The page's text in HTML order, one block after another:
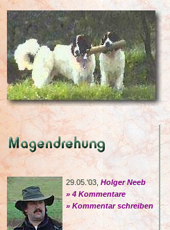
29.05.'03, Holger Neeb
» 4 Kommentare
» Kommentar schreiben